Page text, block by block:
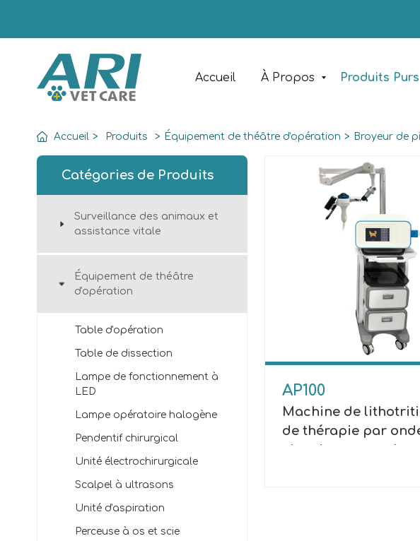
Accueil À Propos Produits Purs
Accueil > Produits > Équipement de théâtre d'opération > Broyeur de
Catégories de Produits
Surveillance des animaux et
assistance vitale
Équipement de théâtre
d'opération
Table d'opération
Table de dissection
Lampe de fonctionnement à
LED
Lampe opératoire halogène
Pendentif chirurgical
Unité électrochirurgicale
Scalpel à ultrasons
Unité d'aspiration
Perceuse à os et scie
AP100
Machine de
de thérapie par
choc (tout-en-un)